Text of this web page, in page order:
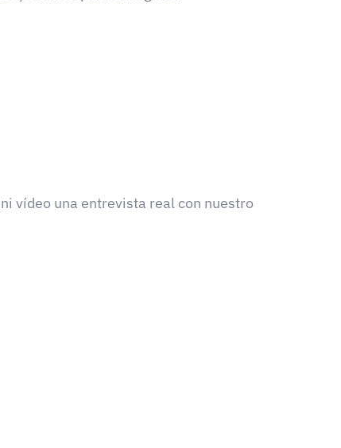
vídeo una entrevista real con nuestro